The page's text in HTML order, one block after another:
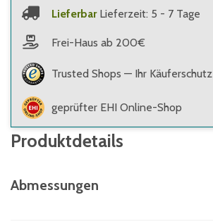
Lieferbar Lieferzeit: 5 - 7 Tage
Frei-Haus ab 200€
Trusted Shops — Ihr Käuferschutz
geprüfter EHI Online-Shop
Produktdetails
Abmessungen